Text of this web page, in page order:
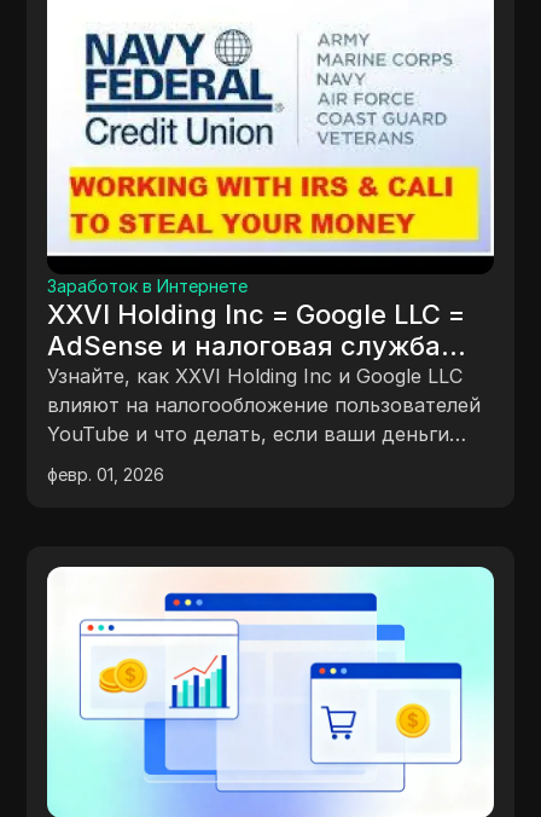
Заработок в Интернете
XXVI Holding Inc = Google LLC =
AdSense и налоговая служба
Калифорнии изымают деньги из
вашего банка
Узнайте, как XXVI Holding Inc и Google LLC
влияют на налогообложение пользователей
YouTube и что делать, если ваши деньги
были изъяты.
февр. 01, 2026